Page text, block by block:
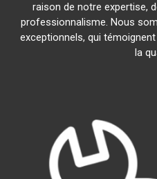
raison de notre expertise,
professionnalisme. Nous
exceptionnels, qui
la